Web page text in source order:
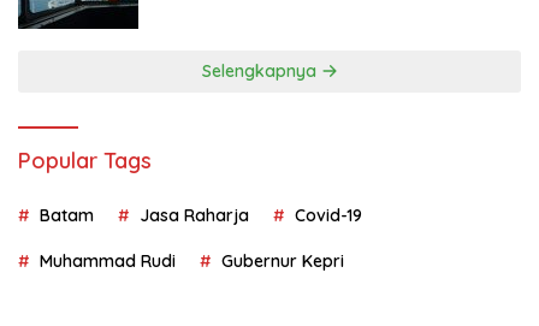
Selengkapnya
Popular Tags
Batam Jasa Raharja Covid-19
Muhammad Rudi Gubernur Kepri